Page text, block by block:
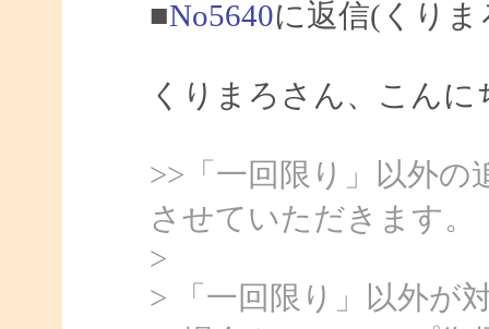
■No5640に返信(くり
くりまろさん、こんに
>>「一回限り」以外の
させていただきます。
>
> 「一回限り」以外が